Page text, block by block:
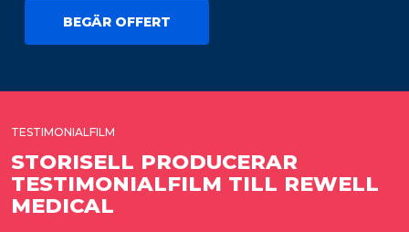
BEGÄR OFFERT
TESTIMONIALFILM
STORISELL PRODUCERAR
TESTIMONIALFILM TILL REWELL
MEDICAL